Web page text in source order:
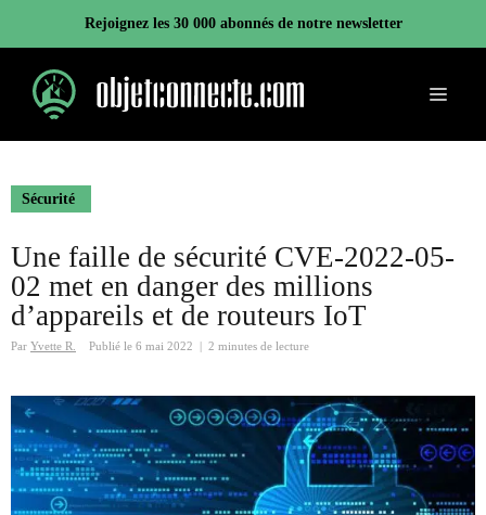
contenu
Rejoignez les 30 000 abonnés de notre newsletter
Menu
Sécurité
Une faille de sécurité CVE-2022-05-
02 met en danger des millions
d’appareils et de routeurs IoT
Par Yvette R. Publié le 6 mai 2022 2 minutes de lecture